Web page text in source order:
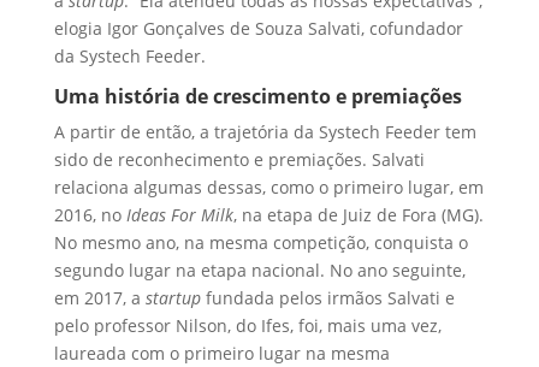
elogia Igor Gonçalves de Souza Salvati, cofundador
da Systech Feeder.
Uma história de crescimento e premiações
A partir de então, a trajetória da Systech Feeder tem
sido de reconhecimento e premiações. Salvati
relaciona algumas dessas, como o primeiro lugar, em
2016, no Ideas For Milk, na etapa de Juiz de Fora (MG).
No mesmo ano, na mesma competição, conquista o
segundo lugar na etapa nacional. No ano seguinte,
em 2017, a startupfundada pelos irmãos Salvati e
pelo professor Nilson, do Ifes, foi, mais uma vez,
laureada com o primeiro lugar na mesma